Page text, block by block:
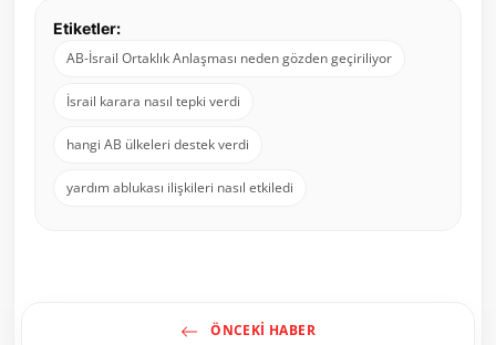
Etiketler:
AB-İsrail Ortaklık Anlaşması neden gözden geçiriliyor
İsrail karara nasıl tepki verdi
hangi AB ülkeleri destek verdi
yardım ablukası ilişkileri nasıl etkiledi
ÖNCEKI HABER